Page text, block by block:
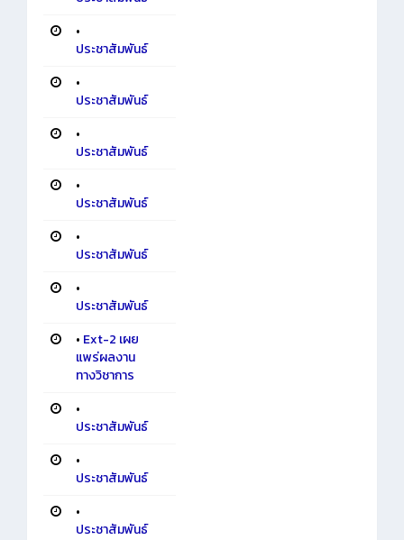
•
ประชาสัมพันธ์
•
ประชาสัมพันธ์
•
ประชาสัมพันธ์
•
ประชาสัมพันธ์
•
ประชาสัมพันธ์
•
ประชาสัมพันธ์
• Ext-2 เผย
แพร่ผลงาน
ทางวิชาการ
•
ประชาสัมพันธ์
•
ประชาสัมพันธ์
•
ประชาสัมพันธ์